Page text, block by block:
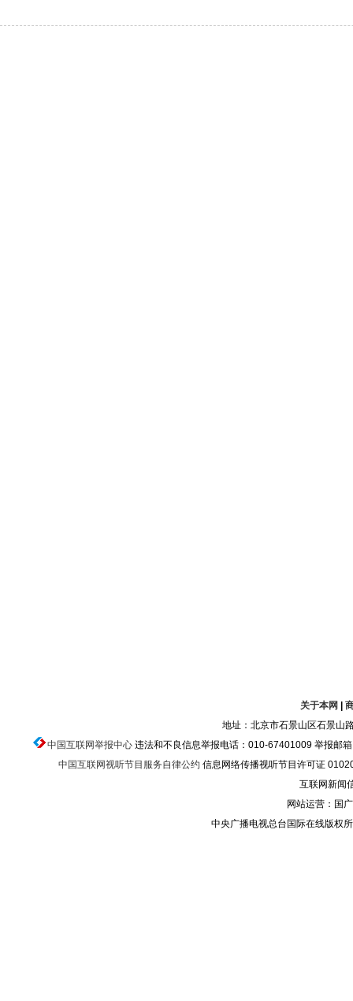
关于本网 |
地址：北京市石景山区石景山
中国互联网举报中心违法和不良信息举报电话：010-67401009 举报邮
中国互联网视听节目服务自律公约 信息网络传播视听节目许可证
互联网新闻
网站运营：国
中央广播电视总台国际在线版权